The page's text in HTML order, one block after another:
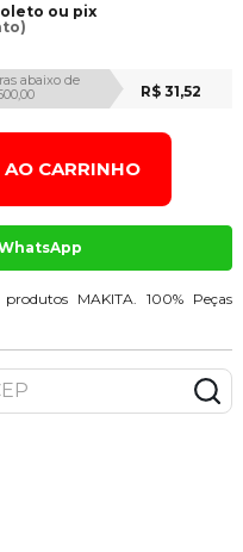
ou pix
abaixo de
R$ 31,52
CARRINHO
MAKITA. 100% Peças